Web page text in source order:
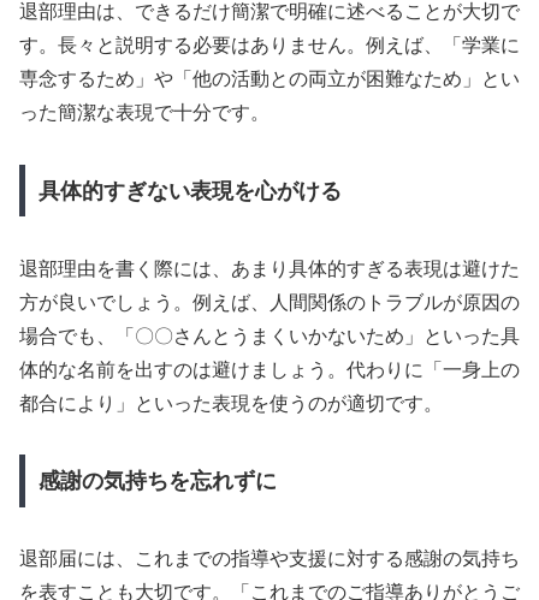
退部理由は、できるだけ簡潔で明確に述べることが大切で
す。長々と説明する必要はありません。例えば、「学業に
専念するため」や「他の活動との両立が困難なため」とい
った簡潔な表現で十分です。
具体的すぎない表現を心がける
退部理由を書く際には、あまり具体的すぎる表現は避けた
方が良いでしょう。例えば、人間関係のトラブルが原因の
場合でも、「〇〇さんとうまくいかないため」といった具
体的な名前を出すのは避けましょう。代わりに「一身上の
都合により」といった表現を使うのが適切です。
感謝の気持ちを忘れずに
退部届には、これまでの指導や支援に対する感謝の気持ち
を表すことも大切です。「これまでのご指導ありがとうご